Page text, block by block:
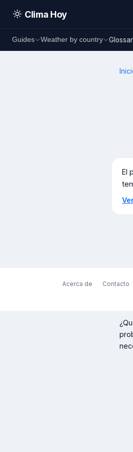
Clima Hoy
Guides Weather by country
El
Acerca de Contacto